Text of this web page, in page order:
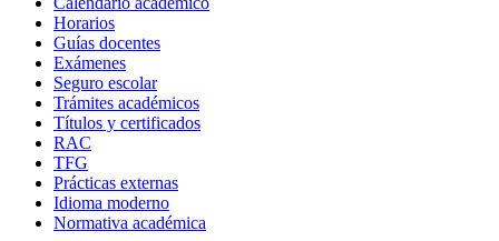
Horarios
Guías docentes
Exámenes
Seguro escolar
Trámites académicos
Títulos y certificados
RAC
TFG
Prácticas externas
Idioma moderno
Normativa académica